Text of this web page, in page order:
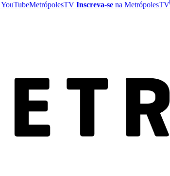
YouTubeMetrópolesTV Inscreva-se na MetrópolesTV